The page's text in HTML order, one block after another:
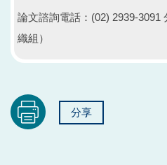
論文諮詢電話：(02) 2939-3091
織組）
分享